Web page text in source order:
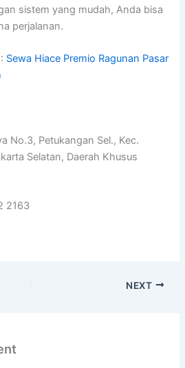
sistem yang mudah, Anda bisa
perjalanan.
Sewa Hiace Premio Ragunan Pasar
No.3, Petukangan Sel., Kec.
Selatan, Daerah Khusus
2163
NEXT